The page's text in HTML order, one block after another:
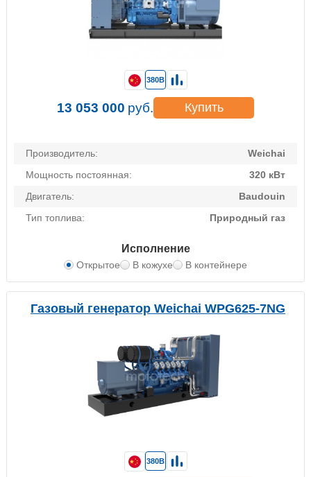
Производитель:
Weichai
Мощность постоянная:
320 кВт
Двигатель:
Baudouin
Тип топлива:
Природный газ
Исполнение
Открытое В кожухе В контейнере
380В
13 053 000 руб. Купить
Газовый генератор Weichai WPG625-7NG
380В